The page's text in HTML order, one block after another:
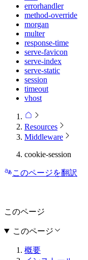
errorhandler
method-override
morgan
multer
response-time
serve-favicon
serve-index
serve-static
session
timeout
vhost
Resources
Middleware
cookie-session
このページを翻訳
このページ
このページ
概要